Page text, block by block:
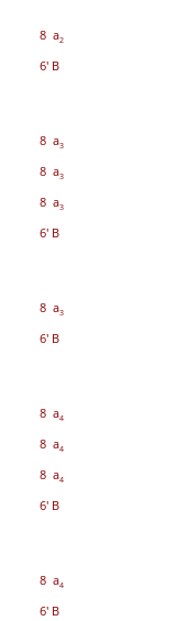
8 a2
6' B
8 a3
8 a3
8 a3
6' B
8 a3
6' B
8 a4
8 a4
8 a4
6' B
8 a4
6' B